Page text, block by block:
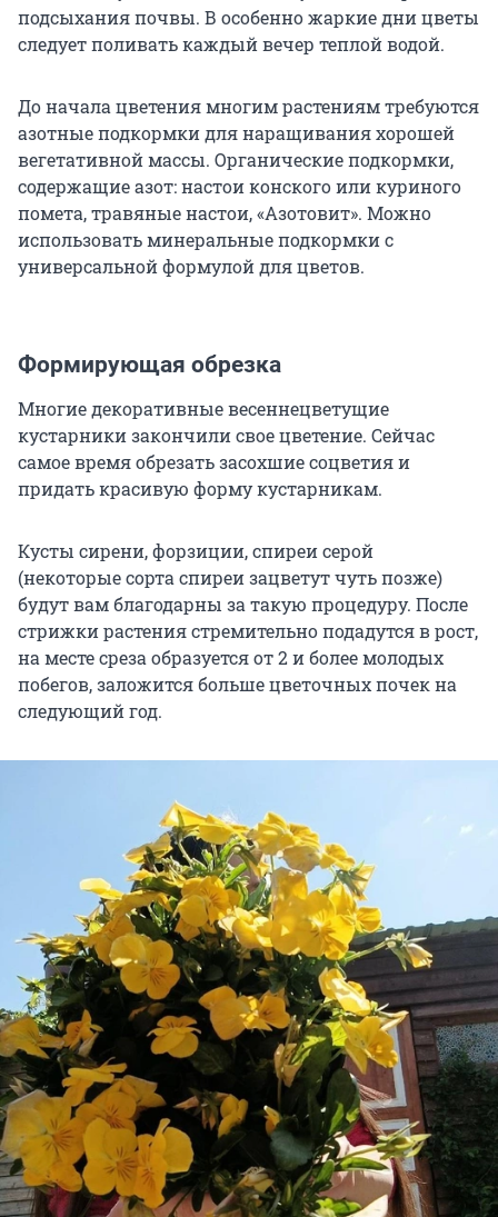
подсыхания почвы. В особенно жаркие дни цветы
следует поливать каждый вечер теплой водой.
До начала цветения многим растениям требуются
азотные подкормки для наращивания хорошей
вегетативной массы. Органические подкормки,
содержащие азот: настои конского или куриного
помета, травяные настои, «Азотовит». Можно
использовать минеральные подкормки с
универсальной формулой для цветов.
Формирующая обрезка
Многие декоративные весеннецветущие
кустарники закончили свое цветение. Сейчас
самое время обрезать засохшие соцветия и
придать красивую форму кустарникам.
Кусты сирени, форзиции, спиреи серой
(некоторые сорта спиреи зацветут чуть позже)
будут вам благодарны за такую процедуру. После
стрижки растения стремительно подадутся в рост,
на месте среза образуется от 2 и более молодых
побегов, заложится больше цветочных почек на
следующий год.